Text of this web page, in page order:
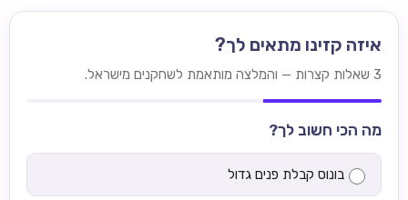
איזה קזינו מתאים לך?
3 שאלות קצרות — והמלצה מותאמת לשחקנים מישראל.
מה הכי חשוב לך?
בונוס קבלת פנים גדול